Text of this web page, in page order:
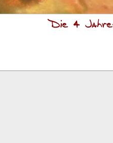
Die 4